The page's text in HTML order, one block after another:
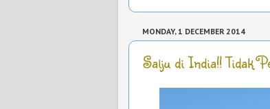
MONDAY, 1 DECEMBER 2014
Salju di India!! Tidak